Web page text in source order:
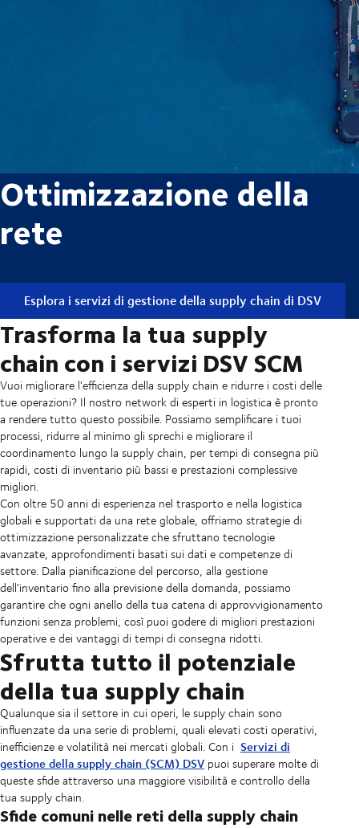
Ottimizzazione della
rete
Esplora i servizi di gestione della supply chain di DSV
Trasforma la tua supply
chain con i servizi DSV SCM
Vuoi migliorare l'efficienza della supply chain e ridurre i costi delle
tue operazioni? Il nostro network di esperti in logistica è pronto
a rendere tutto questo possibile. Possiamo semplificare i tuoi
processi, ridurre al minimo gli sprechi e migliorare il
coordinamento lungo la supply chain, per tempi di consegna più
rapidi, costi di inventario più bassi e prestazioni complessive
migliori.
Con oltre 50 anni di esperienza nel trasporto e nella logistica
globali e supportati da una rete globale, offriamo strategie di
ottimizzazione personalizzate che sfruttano tecnologie
avanzate, approfondimenti basati sui dati e competenze di
settore. Dalla pianificazione del percorso, alla gestione
dell'inventario fino alla previsione della domanda, possiamo
garantire che ogni anello della tua catena di approvvigionamento
funzioni senza problemi, così puoi godere di migliori prestazioni
operative e dei vantaggi di tempi di consegna ridotti.
Sfrutta tutto il potenziale
della tua supply chain
Qualunque sia il settore in cui operi, le supply chain sono
influenzate da una serie di problemi, quali elevati costi operativi,
inefficienze e volatilità nei mercati globali. Con i Servizi di
gestione della supply chain (SCM) DSV puoi superare molte di
queste sfide attraverso una maggiore visibilità e controllo della
tua supply chain.
Sfide comuni nelle reti della supply chain